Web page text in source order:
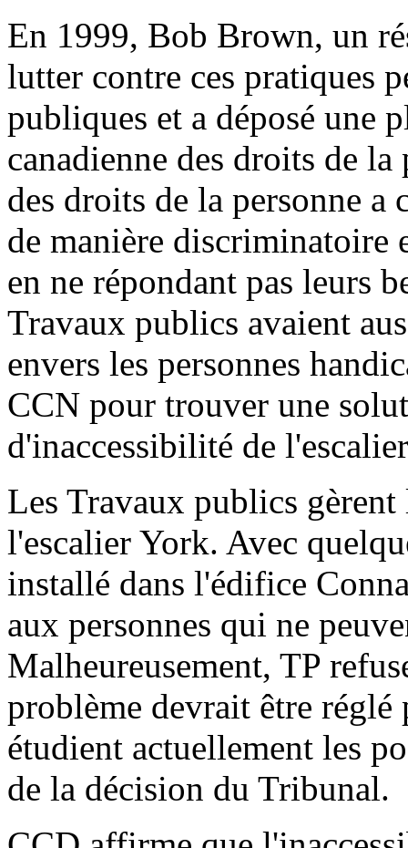
En 1999, Bob Brown, un
lutter contre ces pratiques
publiques et a déposé une
canadienne des droits de
des droits de la personne
de manière discriminatoire
en ne répondant pas leurs
Travaux publics avaient
envers les personnes
CCN pour trouver une
d'inaccessibilité de
Les Travaux publics
l'escalier York. Avec
installé dans l'édifice
aux personnes qui ne
Malheureusement, TP
problème devrait être réglé
étudient actuellement les
de la décision du Tribunal.